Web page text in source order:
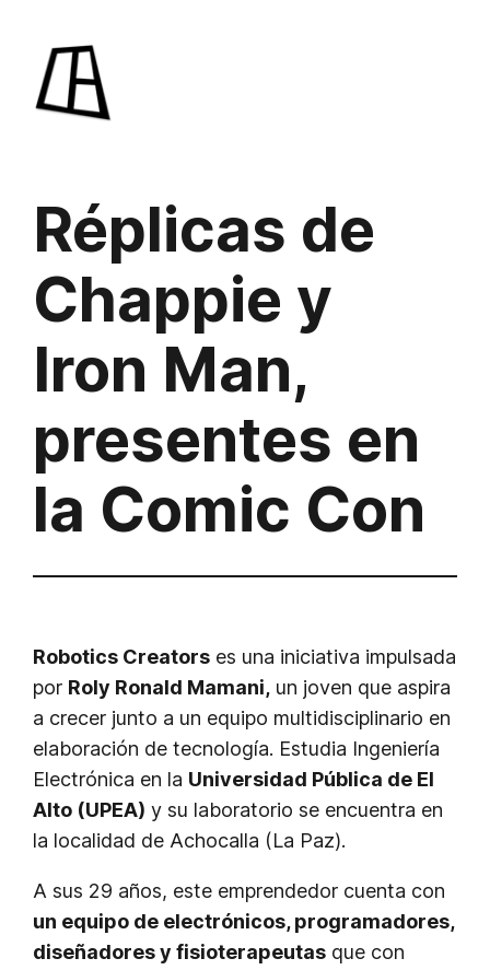
contenido
Réplicas de
Chappie y
Iron Man,
presentes en
la Comic Con
Robotics Creators es una iniciativa impulsada
por Roly Ronald Mamani, un joven que aspira
a crecer junto a un equipo multidisciplinario en
elaboración de tecnología. Estudia Ingeniería
Electrónica en la Universidad Pública de El
Alto (UPEA) y su laboratorio se encuentra en
la localidad de Achocalla (La Paz).
A sus 29 años, este emprendedor cuenta con
un equipo de electrónicos, programadores,
diseñadores y fisioterapeutas que con